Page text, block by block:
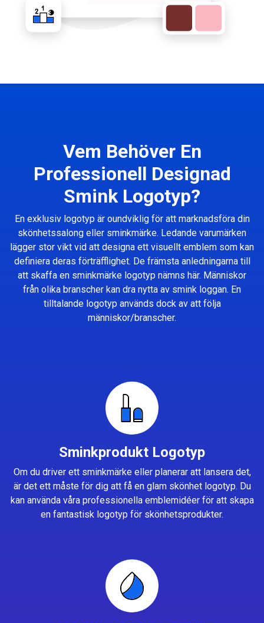
Vem Behöver En
Professionell Designad
Smink Logotyp?
En exklusiv logotyp är oundviklig för att marknadsföra din
skönhetssalong eller sminkmärke. Ledande varumärken
lägger stor vikt vid att designa ett visuellt emblem som kan
definiera deras förträfflighet. De främsta anledningarna till
att skaffa en sminkmärke logotyp nämns här. Människor
från olika branscher kan dra nytta av smink loggan. En
tilltalande logotyp används dock av att följa
människor/branscher.
Sminkprodukt Logotyp
Om du driver ett sminkmärke eller planerar att lansera det,
är det ett måste för dig att få en glam skönhet logotyp. Du
kan använda våra professionella emblemidéer för att skapa
en fantastisk logotyp för skönhetsprodukter.